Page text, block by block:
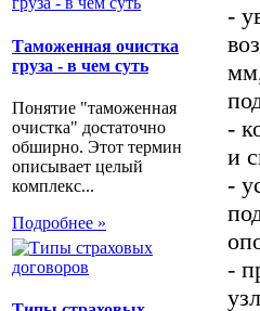
Таможенная очистка
груза - в чем суть
Понятие "таможенная
очистка" достаточно
обширно. Этот термин
описывает целый
комплекс...
Подробнее »
-
-
и
-
-